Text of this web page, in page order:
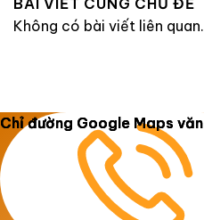
Không có bài viết liên quan.
Copyright 2026 ©